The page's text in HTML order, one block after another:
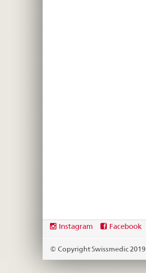
Footer
Social
links
Instagram Facebook
© Copyright Swissmedic 2019